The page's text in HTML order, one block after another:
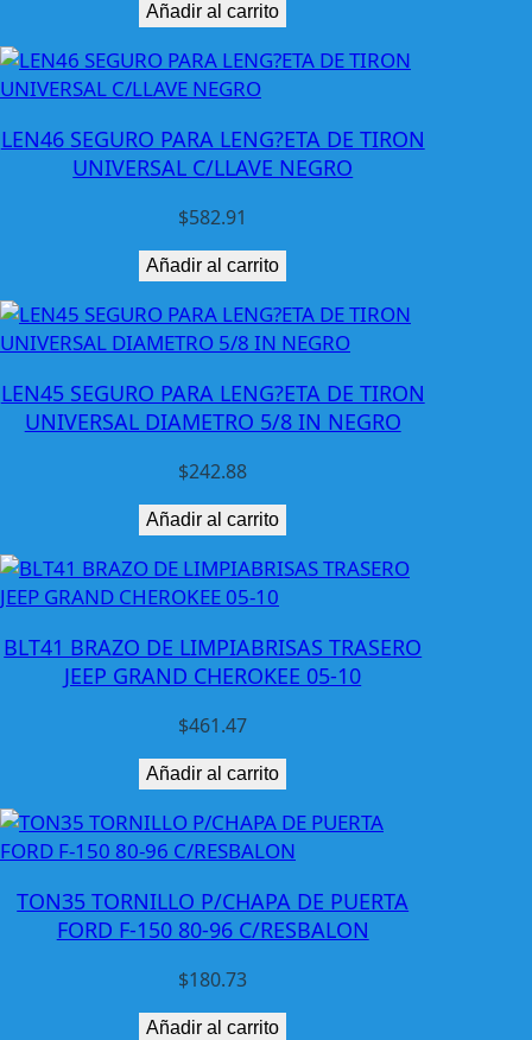
R
A
1
c
a
t
Añadir al carrito
LEN46 SEGURO PARA LENG?ETA DE TIRON
UNIVERSAL C/LLAVE NEGRO
$582.91
Añadir al carrito
LEN45 SEGURO PARA LENG?ETA DE TIRON
UNIVERSAL DIAMETRO 5/8 IN NEGRO
$242.88
Añadir al carrito
BLT41 BRAZO DE LIMPIABRISAS TRASERO
JEEP GRAND CHEROKEE 05-10
$461.47
Añadir al carrito
TON35 TORNILLO P/CHAPA DE PUERTA
FORD F-150 80-96 C/RESBALON
$180.73
Añadir al carrito